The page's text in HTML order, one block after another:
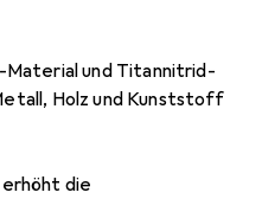
Material und Titannitrid-
Holz und Kunststoff
die